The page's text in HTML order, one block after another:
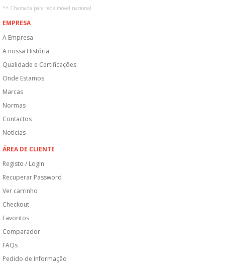
** Chamada para rede móvel nacional
EMPRESA
A Empresa
A nossa História
Qualidade e Certificações
Onde Estamos
Marcas
Normas
Contactos
Notícias
ÁREA DE CLIENTE
Registo / Login
Recuperar Password
Ver carrinho
Checkout
Favoritos
Comparador
FAQs
Pedido de Informação